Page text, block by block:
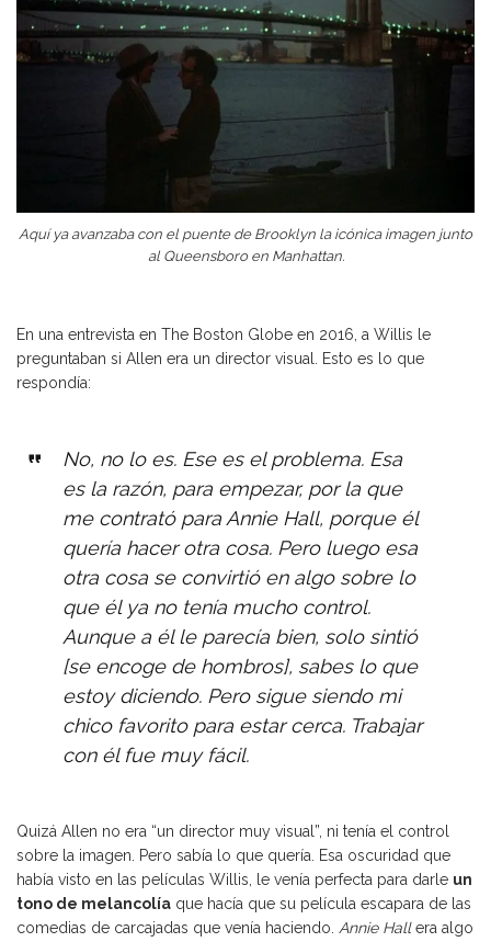
Aquí ya avanzaba con el puente de Brooklyn la icónica imagen junto
al Queensboro en Manhattan.
En una entrevista en The Boston Globe en 2016 , a Willis le
preguntaban si Allen era un director visual. Esto es lo que
respondía:
No, no lo es. Ese es el problema. Esa
es la razón, para empezar, por la que
me contrató para Annie Hall, porque él
quería hacer otra cosa. Pero luego esa
otra cosa se convirtió en algo sobre lo
que él ya no tenía mucho control.
Aunque a él le parecía bien, solo sintió
[se encoge de hombros], sabes lo que
estoy diciendo. Pero sigue siendo mi
chico favorito para estar cerca. Trabajar
con él fue muy fácil.
Quizá Allen no era “un director muy visual”, ni tenía el control
sobre la imagen. Pero sabía lo que quería. Esa oscuridad que
había visto en las películas Willis, le venía perfecta para darle un
tono de melancolía que hacía que su película escapara de las
comedias de carcajadas que venía haciendo. Annie Hallera algo